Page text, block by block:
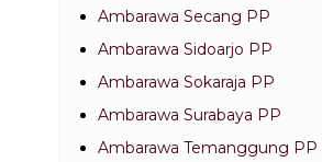
Ambarawa Secang PP
Ambarawa Sidoarjo PP
Ambarawa Sokaraja PP
Ambarawa Surabaya PP
Ambarawa Temanggung PP